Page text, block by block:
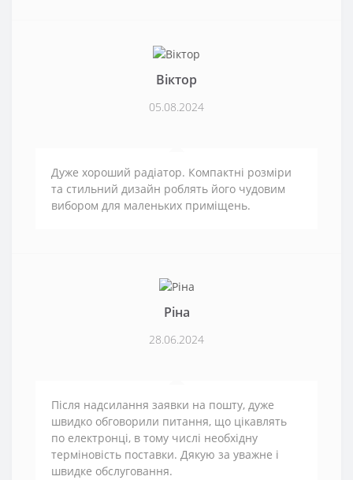
Віктор
05.08.2024
Дуже хороший радіатор. Компактні розміри
та стильний дизайн роблять його чудовим
вибором для маленьких приміщень.
Ріна
28.06.2024
Після надсилання заявки на пошту, дуже
швидко обговорили питання, що цікавлять
по електронці, в тому числі необхідну
терміновість поставки. Дякую за уважне і
швидке обслуговання.